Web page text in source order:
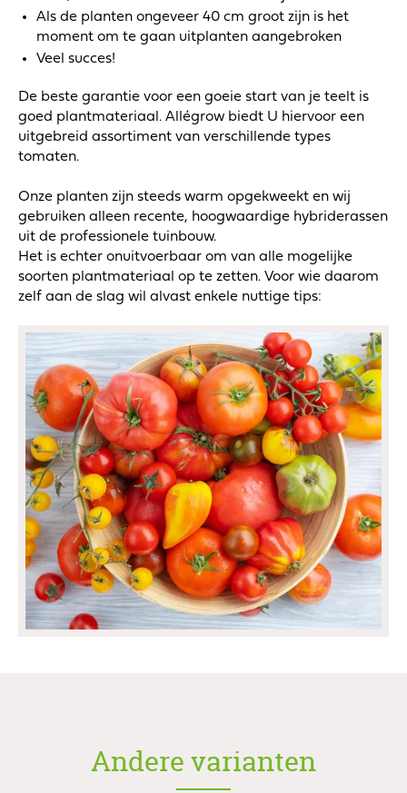
Als de planten ongeveer 40 cm groot zijn is het
moment om te gaan uitplanten aangebroken
Veel succes!
De beste garantie voor een goeie start van je teelt is
goed plantmateriaal. Allégrow biedt U hiervoor een
uitgebreid assortiment van verschillende types
tomaten.
Onze planten zijn steeds warm opgekweekt en wij
gebruiken alleen recente, hoogwaardige hybriderassen
uit de professionele tuinbouw.
Het is echter onuitvoerbaar om van alle mogelijke
soorten plantmateriaal op te zetten. Voor wie daarom
zelf aan de slag wil alvast enkele nuttige tips:
Andere varianten